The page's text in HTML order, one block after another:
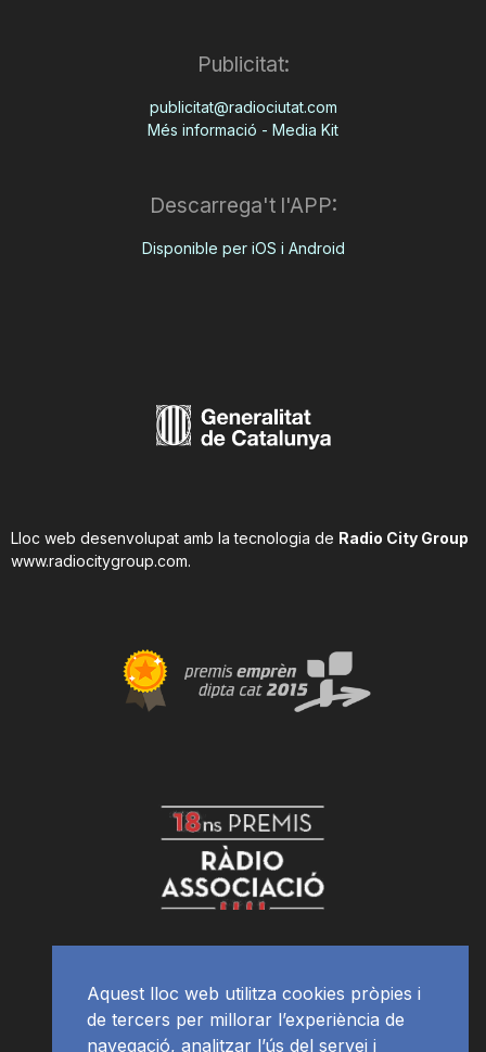
Publicitat:
publicitat@radiociutat.com
Més informació - Media Kit
Descarrega't l'APP:
Disponible per iOS i Android
Lloc web desenvolupat amb la tecnologia de Radio City Group
www.radiocitygroup.com.
Aquest lloc web utilitza cookies pròpies i
de tercers per millorar l’experiència de
navegació, analitzar l’ús del servei i